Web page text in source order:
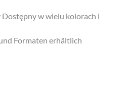
Formaten erhältlich